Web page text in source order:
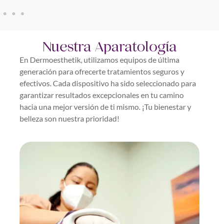
Nuestra Aparatología
En Dermoesthetik, utilizamos equipos de última
generación para ofrecerte tratamientos seguros y
efectivos. Cada dispositivo ha sido seleccionado para
garantizar resultados excepcionales en tu camino
hacia una mejor versión de ti mismo. ¡Tu bienestar y
belleza son nuestra prioridad!